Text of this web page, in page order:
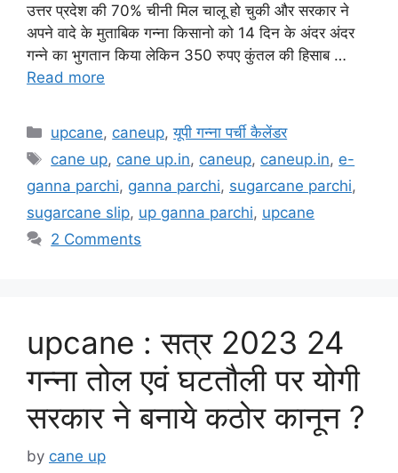
उत्तर प्रदेश की 70% चीनी मिल चालू हो चुकी और सरकार ने
अपने वादे के मुताबिक गन्ना किसानो को 14 दिन के अंदर अंदर
गन्ने का भुगतान किया लेकिन 350 रुपए कुंतल की हिसाब …
Read more
Categories
upcane, caneup,यूपी गन्ना पर्ची कैलेंडर
Tags
cane up, cane up.in, caneup, caneup.in, e-
ganna parchi, ganna parchi, sugarcane parchi,
sugarcane slip, up ganna parchi, upcane
2 Comments
upcane : सत्र 2023 24
गन्ना तोल एवं घटतौली पर योगी
सरकार ने बनाये कठोर कानून ?
by cane up